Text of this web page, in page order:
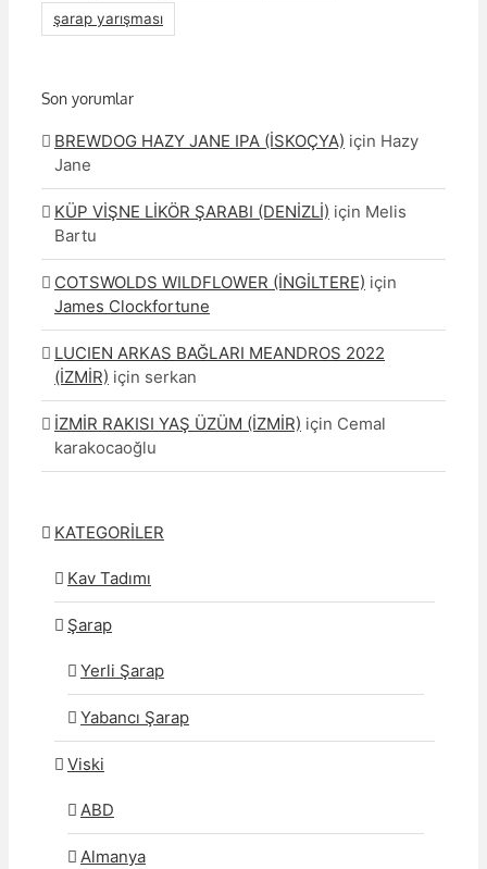
şarap yarışması
Son yorumlar
BREWDOG HAZY JANE IPA (İSKOÇYA) için Hazy
Jane
KÜP VİŞNE LİKÖR ŞARABI (DENİZLİ) için Melis
Bartu
COTSWOLDS WILDFLOWER (İNGİLTERE) için
James Clockfortune
LUCIEN ARKAS BAĞLARI MEANDROS 2022
(İZMİR) için serkan
İZMİR RAKISI YAŞ ÜZÜM (İZMİR) için Cemal
karakocaoğlu
KATEGORİLER
Kav Tadımı
Şarap
Yerli Şarap
Yabancı Şarap
Viski
ABD
Almanya